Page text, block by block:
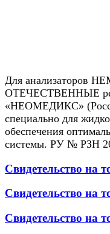
Для анализаторов
ОТЕЧЕСТВЕННЫЕ
«НЕОМЕДИКС»
специально для
обеспечения
системы. РУ № РЗН
Свидетельство на
Свидетельство на
Свидетельство